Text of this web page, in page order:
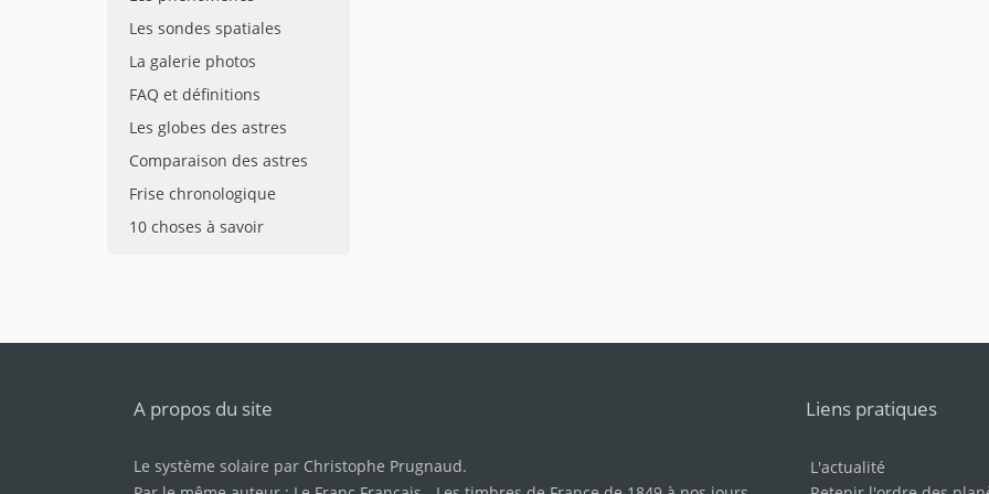
Les sondes spatiales
La galerie photos
FAQ et définitions
Les globes des astres
Comparaison des astres
Frise chronologique
10 choses à savoir
A propos du site
Le système solaire par Christophe Prugnaud.
Liens pratiques
L'actualité